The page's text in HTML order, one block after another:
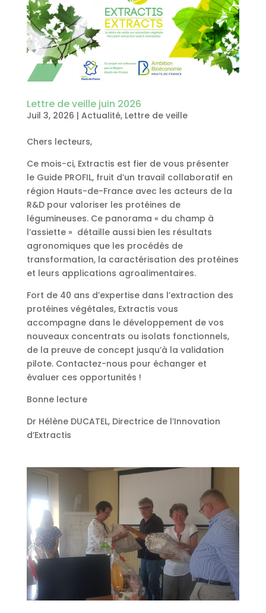
Lettre de veille juin 2026
Juil 3, 2026 | Actualité, Lettre de veille
Chers lecteurs,
Ce mois-ci, Extractis est fier de vous présenter
le Guide PROFIL, fruit d’un travail collaboratif en
région Hauts-de-France avec les acteurs de la
R&D pour valoriser les protéines de
légumineuses. Ce panorama « du champ à
l’assiette » détaille aussi bien les résultats
agronomiques que les procédés de
transformation, la caractérisation des protéines
et leurs applications agroalimentaires.
Fort de 40 ans d’expertise dans l’extraction des
protéines végétales, Extractis vous
accompagne dans le développement de vos
nouveaux concentrats ou isolats fonctionnels,
de la preuve de concept jusqu’à la validation
pilote. Contactez-nous pour échanger et
évaluer ces opportunités !
Bonne lecture
Dr Hélène DUCATEL, Directrice de l’Innovation
d’Extractis